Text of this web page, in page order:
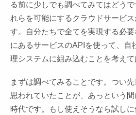
る前に少しでも調べてみてはどう
れらを可能にするクラウドサービ
す。自分たちで全てを実現する必
にあるサービスのAPIを使って、自
理システムに組み込むことを考えて
まずは調べてみることです。つい
思われていたことが、あっという
時代です。もし使えそうなら試し